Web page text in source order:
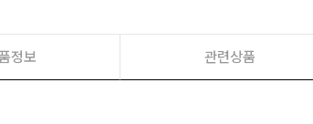
정보 관련상품